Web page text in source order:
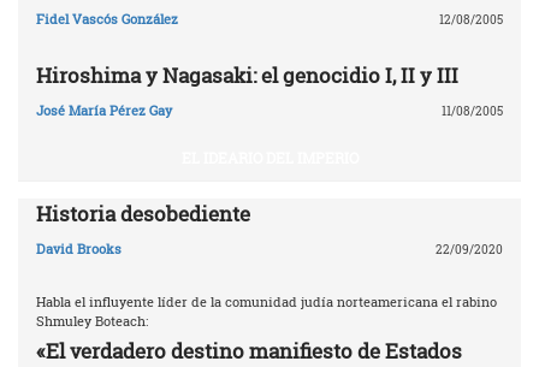
Fidel Vascós González 12/08/2005
Hiroshima y Nagasaki: el genocidio I, II y III
José María Pérez Gay 11/08/2005
Historia desobediente
David Brooks 22/09/2020
Habla el influyente líder de la comunidad judía norteamericana el rabino
Shmuley Boteach:
«El verdadero destino manifiesto de Estados